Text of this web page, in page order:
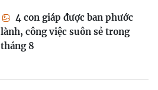
4 con giáp được ban phước
lành, công việc suôn sẻ trong
tháng 8